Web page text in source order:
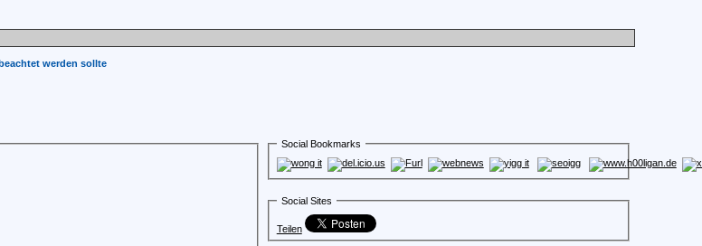
werden sollte
Social Bookmarks
Social Sites
Teilen